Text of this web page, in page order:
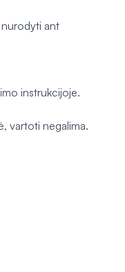
nurodyti ant
instrukcijoje.
vartoti negalima.